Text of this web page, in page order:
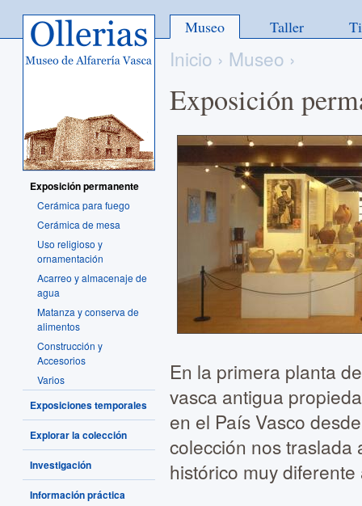
Ollerias - Museo de Alfarería
Vasca
Inicio › Museo ›
Exposición
En la primera planta
vasca antigua
en el País Vasco
colección nos traslada
histórico muy
Museo Taller
Exposición permanente
Cerámica para fuego
Cerámica de mesa
Uso religioso y
ornamentación
Acarreo y almacenaje de
agua
Matanza y conserva de
alimentos
Construcción y
Accesorios
Varios
Exposiciones temporales
Explorar la colección
Investigación
Información práctica